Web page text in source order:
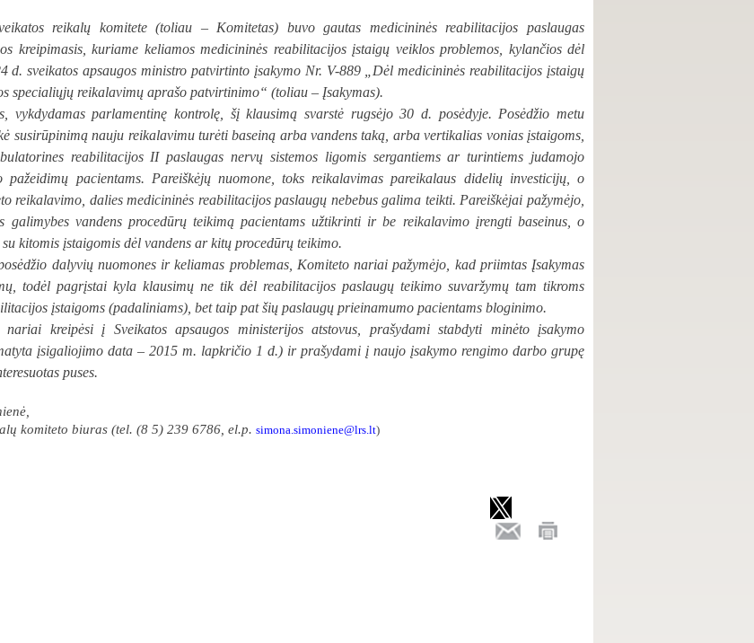
reikalų komitete (toliau – Komitetas) buvo gautas medicininės reabilitacijos paslaugas
kreipimasis, kuriame keliamos medicininės reabilitacijos įstaigų veiklos problemos, kylančios dėl
d. sveikatos apsaugos ministro patvirtinto įsakymo Nr. V-889 „Dėl medicininės reabilitacijos įstaigų
specialiųjų reikalavimų aprašo patvirtinimo“ (toliau – Įsakymas).
vykdydamas parlamentinę kontrolę, šį klausimą svarstė rugsėjo 30 d. posėdyje. Posėdžio metu
susirūpinimą nauju reikalavimu turėti baseiną arba vandens taką, arba vertikalias vonias įstaigoms,
reabilitacijos II paslaugas nervų sistemos ligomis sergantiems ar turintiems judamojo
pažeidimų pacientams. Pareiškėjų nuomone, toks reikalavimas pareikalaus didelių investicijų, o
reikalavimo, dalies medicininės reabilitacijos paslaugų nebebus galima teikti. Pareiškėjai pažymėjo,
galimybes vandens procedūrų teikimą pacientams užtikrinti ir be reikalavimo įrengti baseinus, o
kitomis įstaigomis dėl vandens ar kitų procedūrų teikimo.
dalyvių nuomones ir keliamas problemas, Komiteto nariai pažymėjo, kad priimtas Įsakymas
todėl pagrįstai kyla klausimų ne tik dėl reabilitacijos paslaugų teikimo suvaržymų tam tikroms
įstaigoms (padaliniams), bet taip pat šių paslaugų prieinamumo pacientams bloginimo.
nariai kreipėsi į Sveikatos apsaugos ministerijos atstovus, prašydami stabdyti minėto įsakymo
įsigaliojimo data – 2015 m. lapkričio 1 d.) ir prašydami į naujo įsakymo rengimo darbo grupę
puses.
komiteto biuras (tel. (8 5) 239 6786, el.p. simona.simoniene@lrs.lt)